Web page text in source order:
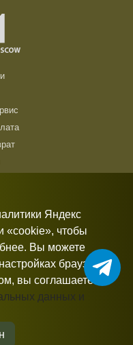
не является публичной
Яндекс
«cookie», чтобы
Вы можете
браузера.
вы соглашаетесь
данных и